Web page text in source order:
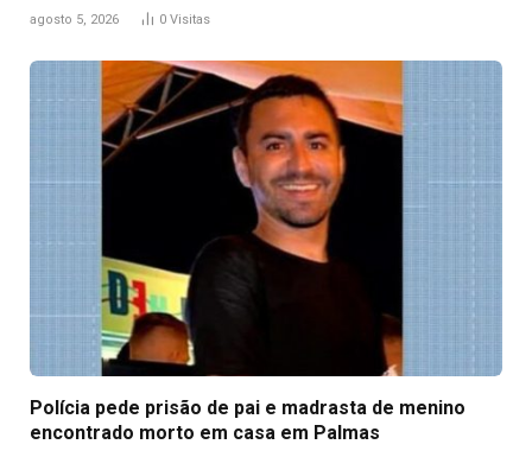
agosto 5, 2026 0 Visitas
Polícia pede prisão de pai e madrasta de menino
encontrado morto em casa em Palmas